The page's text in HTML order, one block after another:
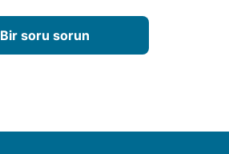
Bir soru sorun